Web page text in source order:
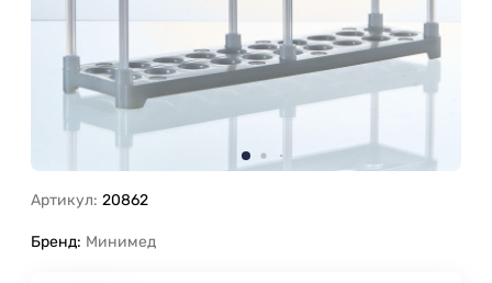
Артикул: 20862
Бренд: Минимед